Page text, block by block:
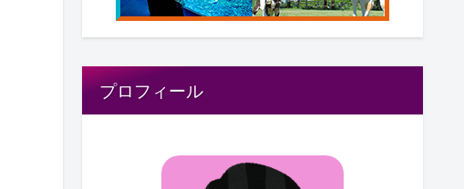
プロフィール